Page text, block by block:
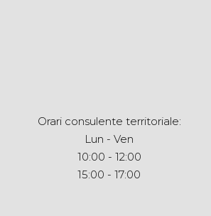
Orari consulente territoriale:
Lun - Ven
10:00 - 12:00
15:00 - 17:00